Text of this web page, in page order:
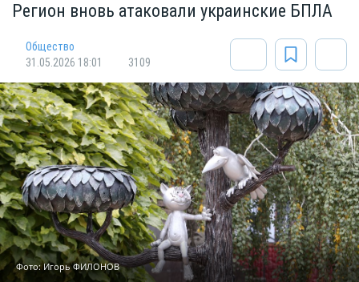
Регион вновь атаковали украинские БПЛА
Общество
31.05.2026 18:01
3109
Фото: Игорь ФИЛОНОВ